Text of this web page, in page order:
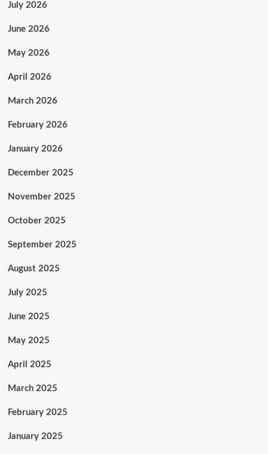
July 2026
June 2026
May 2026
April 2026
March 2026
February 2026
January 2026
December 2025
November 2025
October 2025
September 2025
August 2025
July 2025
June 2025
May 2025
April 2025
March 2025
February 2025
January 2025